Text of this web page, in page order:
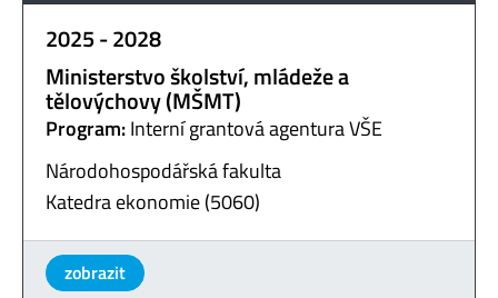
2025 - 2028
Ministerstvo školství, mládeže a
tělovýchovy (MŠMT)
Program:Interní grantová agentura VŠE
Národohospodářská fakulta
Katedra ekonomie (5060)
zobrazit